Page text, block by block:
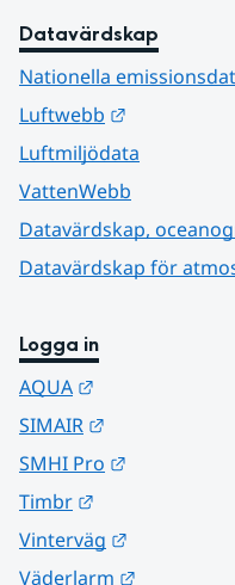
Datavärdskap
Nationella
Luftwebb
Luftmiljödata
VattenWebb
Datavärdskap,
Datavärdskap för
Logga in
AQUA
SIMAIR
SMHI Pro
Timbr
Vinterväg
Väderlarm